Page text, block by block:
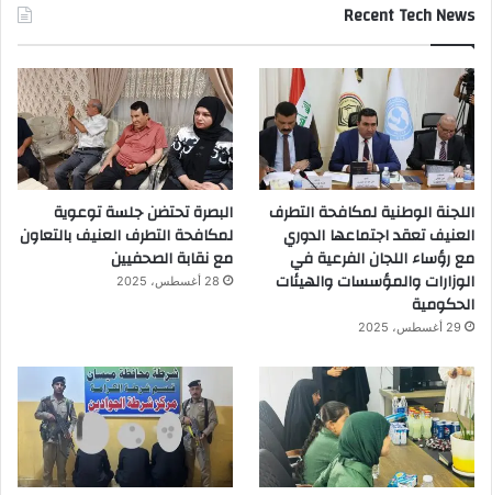
Recent Tech News
اللجنة الوطنية لمكافحة التطرف
العنيف تعقد اجتماعها الدوري
مع رؤساء اللجان الفرعية في
الوزارات والمؤسسات والهيئات
الحكومية
29 أغسطس، 2025
البصرة تحتضن جلسة توعوية
لمكافحة التطرف العنيف بالتعاون
مع نقابة الصحفيين
28 أغسطس، 2025